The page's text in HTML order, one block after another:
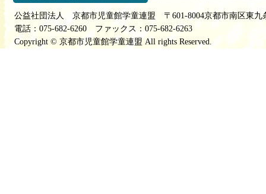
公益社団法人 京都市児童館学童連盟 〒601-8004京都市南区東九
電話：075-682-6260 ファックス：075-682-6263
Copyright © 京都市児童館学童連盟 All rights Reserved.